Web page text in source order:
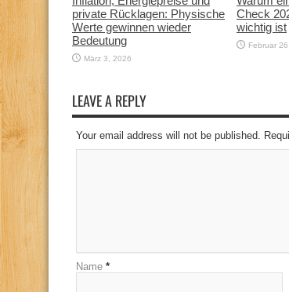
private Rücklagen: Physische
Werte gewinnen wieder
Bedeutung
März 3, 2026
Check
wichtig ist
Februar
LEAVE A REPLY
Your email address will not be published.
Name *